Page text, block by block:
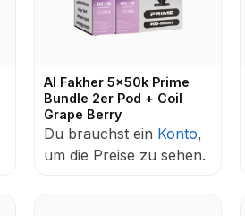
Al Fakher 5x50k Prime
Bundle 2er Pod + Coil
Grape Berry
Du brauchst ein Konto,
um die Preise zu sehen.